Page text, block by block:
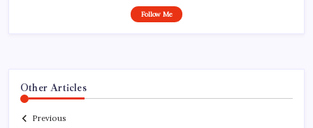
Follow Me
Other Articles
Previous